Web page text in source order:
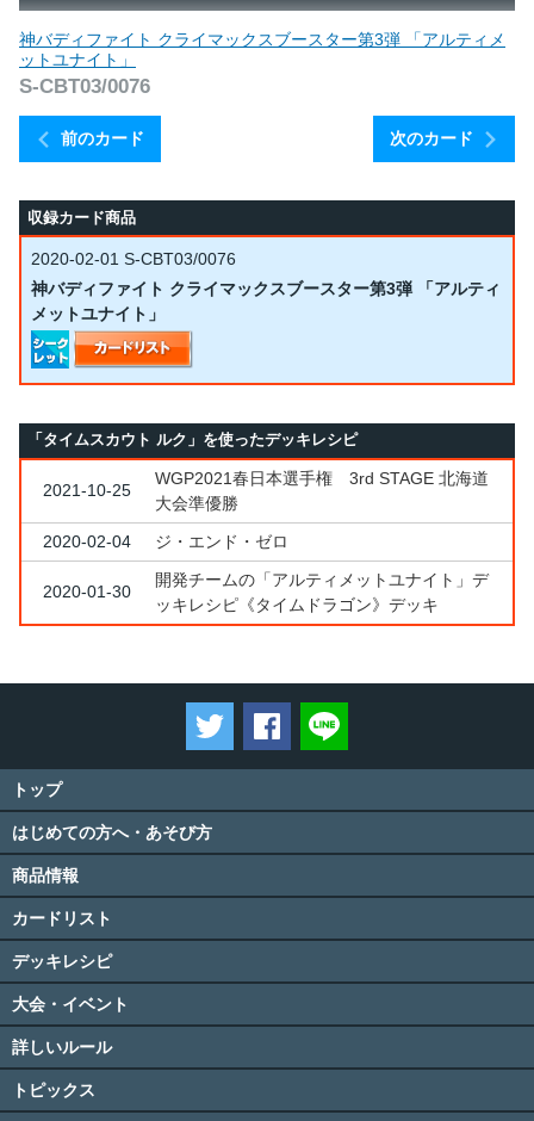
前のカード
神バディファイト クライマックスブースター第3弾 「アルティメ
ットユナイト」
S-CBT03/0076
次のカード
収録カード商品
2020-02-01 S-CBT03/0076
神バディファイト クライマックスブースター第3弾 「アルティ
メットユナイト」
「タイムスカウト ルク」を使ったデッキレシピ
2021-10-25
WGP2021春日本選手権 3rd STAGE 北海道
大会準優勝
2020-02-04
ジ・エンド・ゼロ
2020-01-30
開発チームの「アルティメットユナイト」デ
ッキレシピ《タイムドラゴン》デッキ
ツイートするFacebookでシェアする
トップ
はじめての方へ・あそび方
商品情報
カードリスト
デッキレシピ
大会・イベント
詳しいルール
トピックス